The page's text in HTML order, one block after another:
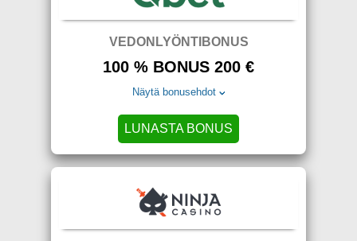
VEDONLYÖNTIBONUS
100 % BONUS 200 €
Näytä bonusehdot
LUNASTA BONUS